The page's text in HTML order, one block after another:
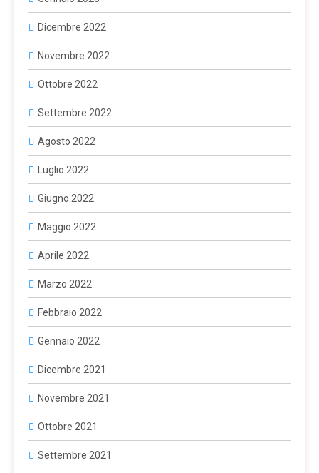
Dicembre 2022
Novembre 2022
Ottobre 2022
Settembre 2022
Agosto 2022
Luglio 2022
Giugno 2022
Maggio 2022
Aprile 2022
Marzo 2022
Febbraio 2022
Gennaio 2022
Dicembre 2021
Novembre 2021
Ottobre 2021
Settembre 2021